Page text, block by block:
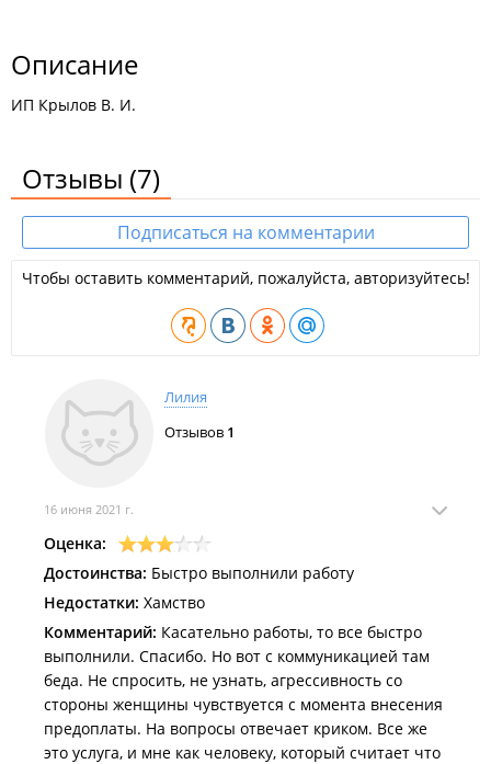
Описание
ИП Крылов В. И.
Отзывы (7)
Подписаться на комментарии
Чтобы оставить комментарий, пожалуйста, авторизуйтесь!
Лилия
Отзывов 1
16 июня 2021 г.
Оценка:
Достоинства: Быстро выполнили работу
Недостатки: Хамство
Комментарий: Касательно работы, то все быстро
выполнили. Спасибо. Но вот с коммуникацией там
беда. Не спросить, не узнать, агрессивность со
стороны женщины чувствуется с момента внесения
предоплаты. На вопросы отвечает криком. Все же
это услуга, и мне как человеку, который считает что